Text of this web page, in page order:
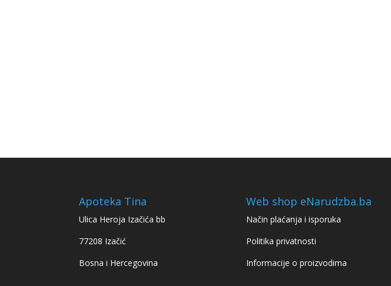
Apoteka Tina
Ulica Heroja Izačića bb
77208 Izačić
Bosna i Hercegovina
Web shop eNarudzba.ba
Način plaćanja i isporuka
Politika privatnosti
Informacije o proizvodima